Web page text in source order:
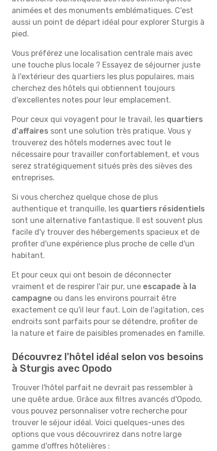
animées et des monuments emblématiques. C'est
aussi un point de départ idéal pour explorer Sturgis à
pied.
Vous préférez une localisation centrale mais avec
une touche plus locale ? Essayez de séjourner juste
à l'extérieur des quartiers les plus populaires, mais
cherchez des hôtels qui obtiennent toujours
d'excellentes notes pour leur emplacement.
Pour ceux qui voyagent pour le travail, les quartiers
d'affaires sont une solution très pratique. Vous y
trouverez des hôtels modernes avec tout le
nécessaire pour travailler confortablement, et vous
serez stratégiquement situés près des sièves des
entreprises.
Si vous cherchez quelque chose de plus
authentique et tranquille, les quartiers résidentiels
sont une alternative fantastique. Il est souvent plus
facile d'y trouver des hébergements spacieux et de
profiter d'une expérience plus proche de celle d'un
habitant.
Et pour ceux qui ont besoin de déconnecter
vraiment et de respirer l'air pur, une escapade à la
campagne ou dans les environs pourrait être
exactement ce qu'il leur faut. Loin de l'agitation, ces
endroits sont parfaits pour se détendre, profiter de
la nature et faire de paisibles promenades en famille.
Découvrez l'hôtel idéal selon vos besoins
à Sturgis avec Opodo
Trouver l'hôtel parfait ne devrait pas ressembler à
une quête ardue. Grâce aux filtres avancés d'Opodo,
vous pouvez personnaliser votre recherche pour
trouver le séjour idéal. Voici quelques-unes des
options que vous découvrirez dans notre large
gamme d'offres hôtelières :